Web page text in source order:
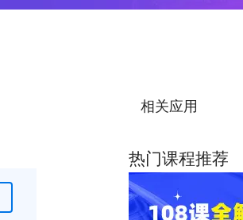
相关应用
热门课程推荐